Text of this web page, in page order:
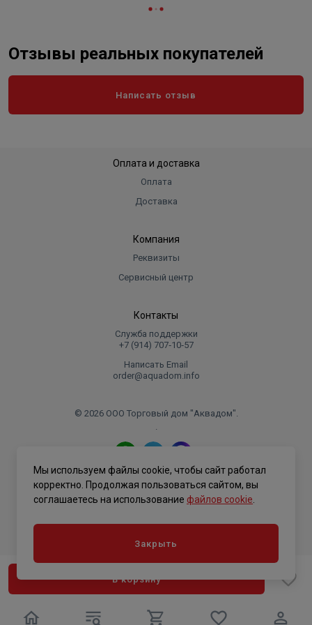
В корзину
Отзывы реальных покупателей
Написать отзыв
Оплата и доставка
Оплата
Доставка
Компания
Реквизиты
Сервисный центр
Контакты
Служба поддержки
+7 (914) 707‑10‑57
Написать Email
order@aquadom.info
© 2026 ООО Торговый дом "Аквадом".
.
Политика конфиденциальности
Мы используем файлы cookie, чтобы сайт работал
корректно. Продолжая пользоваться сайтом, вы
соглашаетесь на использование файлов cookie
Закрыть